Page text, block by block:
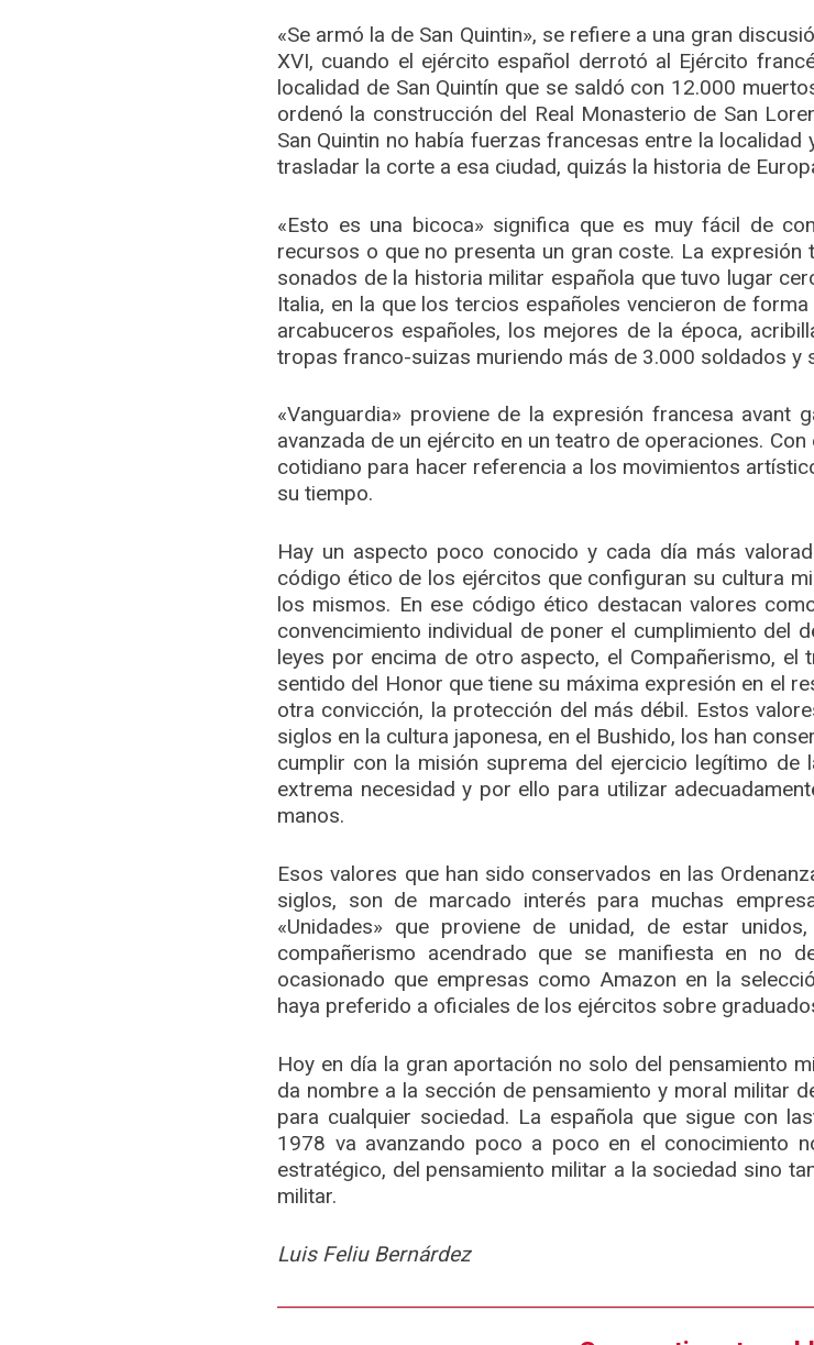
«Se armó la de San Quintin», se refiere a una gran
XVI, cuando el ejército español derrotó al Ejército
localidad de San Quintín que se saldó con 12.000
ordenó la construcción del Real Monasterio de San
San Quintin no había fuerzas francesas entre la
trasladar la corte a esa ciudad, quizás la historia de
«Esto es una bicoca» significa que es muy fácil de
recursos o que no presenta un gran coste. La
sonados de la historia militar española que tuvo lugar
Italia, en la que los tercios españoles vencieron de
arcabuceros españoles, los mejores de la época,
tropas franco-suizas muriendo más de 3.000 soldados y
«Vanguardia» proviene de la expresión francesa avant
avanzada de un ejército en un teatro de operaciones.
cotidiano para hacer referencia a los movimientos
su tiempo.
Hay un aspecto poco conocido y cada día más
código ético de los ejércitos que configuran su cultura
los mismos. En ese código ético destacan valores
convencimiento individual de poner el cumplimiento del
leyes por encima de otro aspecto, el Compañerismo, el
sentido del Honor que tiene su máxima expresión en el
otra convicción, la protección del más débil. Estos
siglos en la cultura japonesa, en el Bushido, los han
cumplir con la misión suprema del ejercicio legítimo
extrema necesidad y por ello para utilizar
manos.
Esos valores que han sido conservados en las
siglos, son de marcado interés para muchas
«Unidades» que proviene de unidad, de estar
compañerismo acendrado que se manifiesta en no
ocasionado que empresas como Amazon en la
haya preferido a oficiales de los ejércitos sobre
Hoy en día la gran aportación no solo del pensamiento
da nombre a la sección de pensamiento y moral militar
para cualquier sociedad. La española que sigue con
1978 va avanzando poco a poco en el conocimiento
estratégico, del pensamiento militar a la sociedad sino
militar.
Luis Feliu Bernárdez